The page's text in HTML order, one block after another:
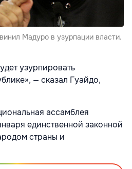
Мадуро в узурпации власти.
узурпировать
— сказал Гуайдо,
ассамблея
единственной законной
страны и